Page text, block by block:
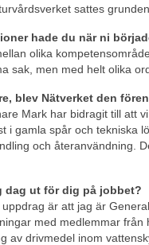
sattes
hade du när ni
olika
sak, men med helt olika
blev Nätverket den
Mark har bidragit till att
i gamla spår och tekniska
och återanvändning.
dag ut för dig på jobbet?
är att jag är
med medlemmar
av drivmedel inom